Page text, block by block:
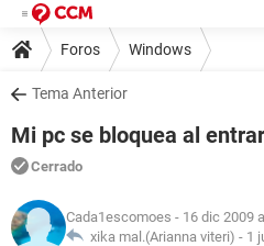
Foros Windows
Tema Anterior
Mi pc se bloquea al
Cerrado
Cada1escomoes - 16 dic 2009
xika mal.(Arianna viteri) - 1